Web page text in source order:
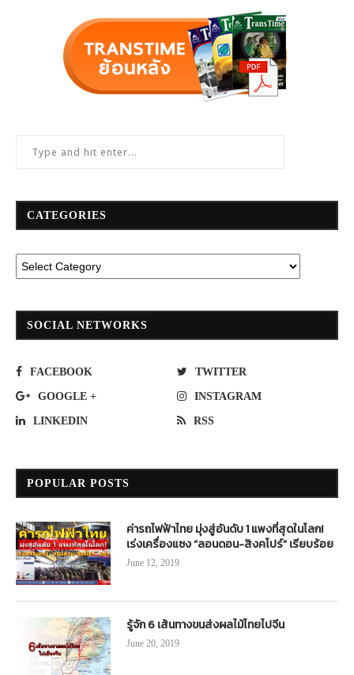
CATEGORIES
SOCIAL NETWORKS
FACEBOOK TWITTER
GOOGLE + INSTAGRAM
LINKEDIN RSS
POPULAR POSTS
ค่ารถไฟฟ้าไทย มุ่งสู่อันดับ 1 แพงที่สุดในโลก!
เร่งเครื่องแซง “ลอนดอน-สิงคโปร์” เรียบร้อย
June 12, 2019
รู้จัก 6 เส้นทางขนส่งผลไม้ไทยไปจีน
June 20, 2019